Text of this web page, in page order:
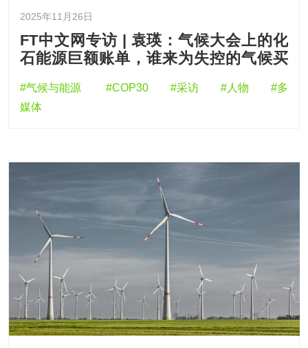
2025年11月26日
FT中文网专访 | 袁瑛：气候大会上的化
石能源巨额账单，谁来为失控的气候买
#气候与能源 #COP30 #采访 #人物
#多
媒体